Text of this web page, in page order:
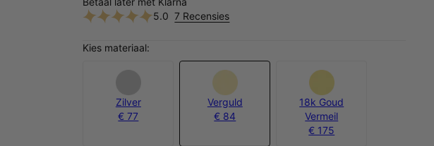
5.0 7 Recensies
Kies materiaal:
Zilver
€ 77
Verguld
€ 84
18k Goud
Vermeil
€ 175